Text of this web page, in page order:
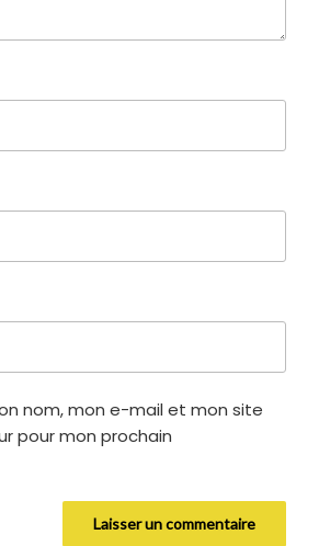
nom, mon e-mail et mon site
pour mon prochain